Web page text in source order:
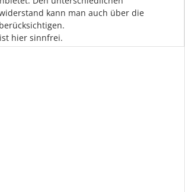
kann man auch über die
hier sinnfrei.